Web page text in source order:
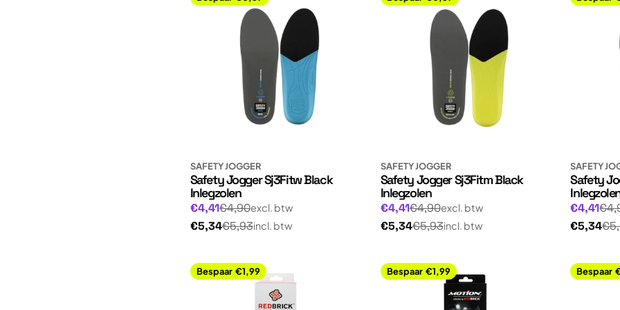
SAFETY JOGGER
Safety Jogger Sj3Fitw Black
Inlegzolen
Aanbiedingsprijs
€4,41
Normale
prijs
€4,90excl. btw
€5,34
Normale€5,93incl. btw
SAFETY JOGGER
Safety Jogger Sj3Fitm Black
Inlegzolen
Aanbiedingsprijs
€4,41
Normale
prijs
€4,90excl. btw
€5,34
Normale€5,93incl. btw
SAFETY
Safety
€4,41
Normale
prijs
€5,34
Normale
Bespaar €1,99 Bespaar €1,99 Bespaar